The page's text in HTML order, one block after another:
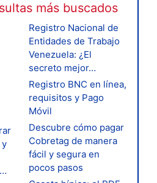
más buscados
y
Registro Nacional de
Entidades de Trabajo
Venezuela: ¿El
secreto mejor…
Registro BNC en línea,
requisitos y Pago
Móvil
Descubre cómo pagar
Cobretag de manera
fácil y segura en
pocos pasos